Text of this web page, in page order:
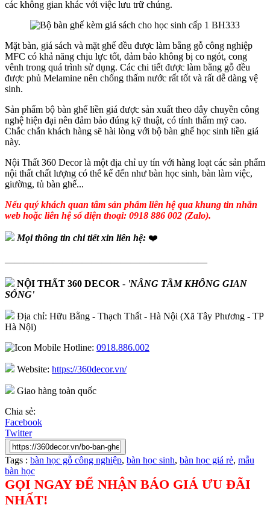
các không gian khác với việc lưu trữ chúng.
Mặt bàn, giá sách và mặt ghế đều được làm bằng gỗ công nghiệp
MFC có khả năng chịu lực tốt, đảm bảo không bị co ngót, cong
vênh trong quá trình sử dụng. Các chi tiết được làm bằng gỗ đều
được phủ Melamine nên chống thấm nước rất tốt và rất dễ dàng vệ
sinh.
Sản phẩm bộ bàn ghế liền giá được sản xuất theo dây chuyền công
nghệ hiện đại nên đảm bảo đúng kỹ thuật, có tính thẩm mỹ cao.
Chắc chắn khách hàng sẽ hài lòng với bộ bàn ghế học sinh liền giá
này.
Nội Thất 360 Decor là một địa chỉ uy tín với hàng loạt các sản phẩm
nội thất chất lượng có thể kể đến như bàn học sinh, bàn làm việc,
giường, tủ bàn ghế...
Nếu quý khách quan tâm sản phẩm liên hệ qua khung tin nhắn
web hoặc liên hệ số điện thoại: 0918 886 002 (Zalo).
Mọi thông tin chi tiết xin liên hệ: ❤️
—————————————————————
NỘI THẤT 360 DECOR - 'NÂNG TẦM KHÔNG GIAN
SỐNG'
Địa chỉ: Hữu Bằng - Thạch Thất - Hà Nội (Xã Tây Phương - TP
Hà Nội)
Hotline: 0918.886.002
Website: https://360decor.vn/
Giao hàng toàn quốc
Chia sẻ:
Facebook
Twitter
Tags : bàn học gỗ công nghiệp, bàn học sinh, bàn học giá rẻ, mẫu
bàn học
GỌI NGAY ĐỂ NHẬN BÁO GIÁ ƯU ĐÃI
NHẤT!